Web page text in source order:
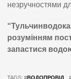
незручностями
розумінням
запастися
TAGS: #ВОДОПРОВІД